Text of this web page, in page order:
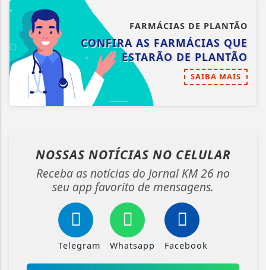
FARMÁCIAS DE PLANTÃO
CONFIRA AS FARMÁCIAS QUE
ESTARÃO DE PLANTÃO
SAIBA MAIS
NOSSAS NOTÍCIAS NO CELULAR
Receba as notícias do Jornal KM 26 no
seu app favorito de mensagens.
Telegram Whatsapp Facebook